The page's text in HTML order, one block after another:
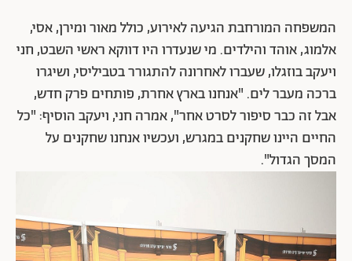
המשפחה המורחבת הגיעה לאירוע, כולל מאור ומירן, אסי,
אלמוג, אוהד והילדים. מי שנעדרו היו דווקא ראשי השבט, חני
ויעקב בוזגלו, שעברו לאחרונה להתגורר בטביליסי, ושיגרו
ברכה מעבר לים. "אנחנו בארץ אחרת, פותחים פרק חדש,
אבל זה כבר סיפור לסרט אחר", אמרה חני, ויעקב הוסיף: "כל
החיים היינו שחקנים במגרש, ועכשיו אנחנו שחקנים על
המסך הגדול".